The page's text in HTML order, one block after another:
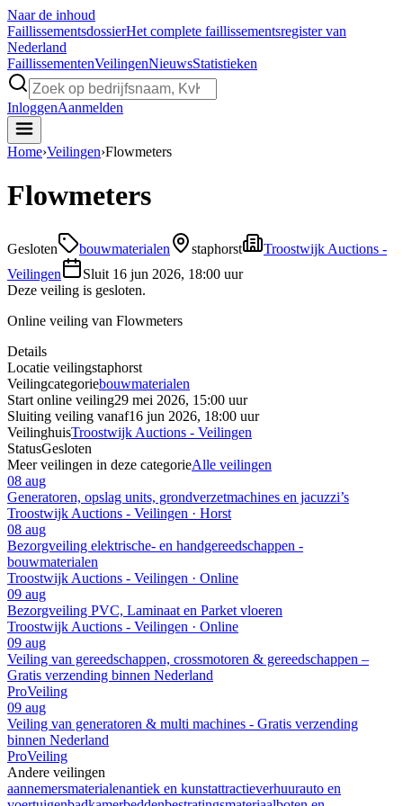
Naar de inhoud
FaillissementsdossierHet complete faillissementsregister van
Nederland
FaillissementenVeilingenNieuwsStatistieken
InloggenAanmelden
Home›Veilingen›Flowmeters
Flowmeters
Gesloten bouwmaterialen staphorst
Troostwijk Auctions -
Veilingen
Sluit 16 jun 2026, 18:00 uur
Deze veiling is gesloten.
Online veiling van Flowmeters
Details
Locatie veilingstaphorst
Veilingcategoriebouwmaterialen
Start online veiling29 mei 2026, 15:00 uur
Sluiting veiling vanaf16 jun 2026, 18:00 uur
VeilinghuisTroostwijk Auctions - Veilingen
StatusGesloten
Meer veilingen in deze categorieAlle veilingen
08 aug
Generatoren, opslag units, grondverzetmachines en jacuzzi’s
Troostwijk Auctions - Veilingen · Horst
08 aug
Bezorgveiling elektrische- en handgereedschappen -
bouwmaterialen
Troostwijk Auctions - Veilingen · Online
09 aug
Bezorgveiling PVC, Laminaat en Parket vloeren
Troostwijk Auctions - Veilingen · Online
09 aug
Veiling van gereedschappen, crossmotoren & gereedschappen –
Gratis verzending binnen Nederland
ProVeiling
09 aug
Veiling van generatoren & multi machines - Gratis verzending
binnen Nederland
ProVeiling
Andere veilingen
aannemersmaterialenantiek en kunstattractieverhuurauto en